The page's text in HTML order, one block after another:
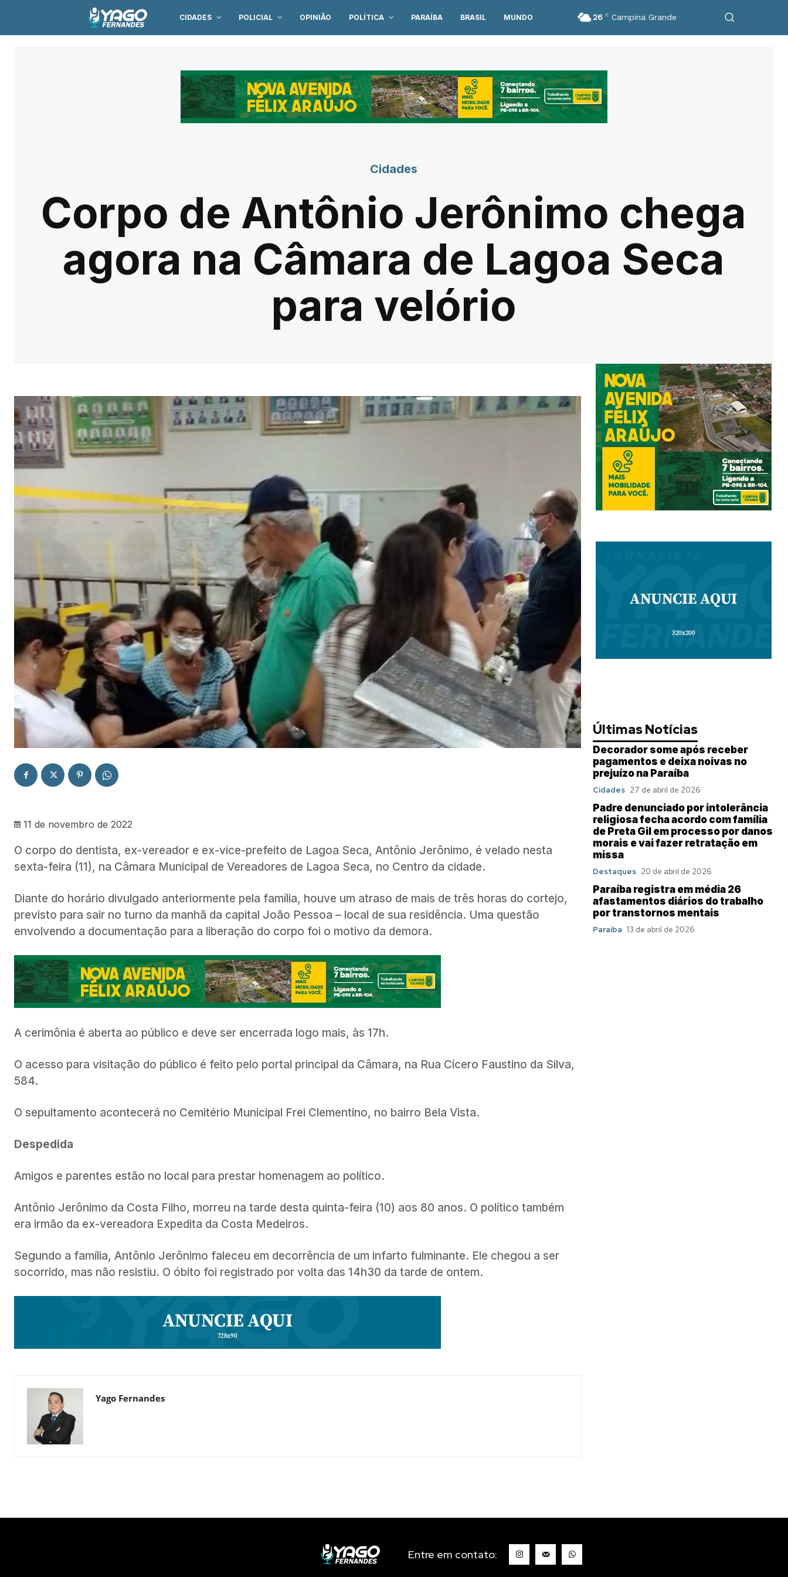
CIDADES POLICIAL OPINIÃO POLÍTICA PARAÍBA BRASIL MUNDO 26 C Campina Grande
Cidades
Corpo de Antônio Jerônimo chega
agora na Câmara de Lagoa Seca
para velório
11 de novembro de 2022
O corpo do dentista, ex-vereador e ex-vice-prefeito de Lagoa Seca, Antônio Jerônimo, é velado nesta
sexta-feira (11), na Câmara Municipal de Vereadores de Lagoa Seca, no Centro da cidade.
Diante do horário divulgado anteriormente pela família, houve um atraso de mais de três horas do cortejo,
previsto para sair no turno da manhã da capital João Pessoa – local de sua residência. Uma questão
envolvendo a documentação para a liberação do corpo foi o motivo da demora.
A cerimônia é aberta ao público e deve ser encerrada logo mais, às 17h.
O acesso para visitação do público é feito pelo portal principal da Câmara, na Rua Cícero Faustino da Silva,
584.
O sepultamento acontecerá no Cemitério Municipal Frei Clementino, no bairro Bela Vista.
Despedida
Amigos e parentes estão no local para prestar homenagem ao político.
Antônio Jerônimo da Costa Filho, morreu na tarde desta quinta-feira (10) aos 80 anos. O político também
era irmão da ex-vereadora Expedita da Costa Medeiros.
Segundo a família, Antônio Jerônimo faleceu em decorrência de um infarto fulminante. Ele chegou a ser
socorrido, mas não resistiu. O óbito foi registrado por volta das 14h30 da tarde de ontem.
Yago Fernandes
Últimas Notícias
Decorador some após receber
pagamentos e deixa noivas no
prejuízo na Paraíba
Cidades 27 de abril de 2026
Padre denunciado por intolerância
religiosa fecha acordo com família
de Preta Gil em processo por danos
morais e vai fazer retratação em
missa
Destaques 20 de abril de 2026
Paraíba registra em média 26
afastamentos diários do trabalho
por transtornos mentais
Paraíba 13 de abril de 2026
Entre em contato: